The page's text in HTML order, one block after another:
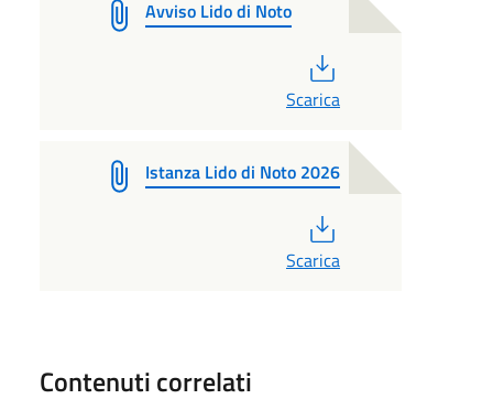
Avviso Lido di Noto
Scarica
Istanza Lido di Noto 2026
Scarica
Contenuti correlati